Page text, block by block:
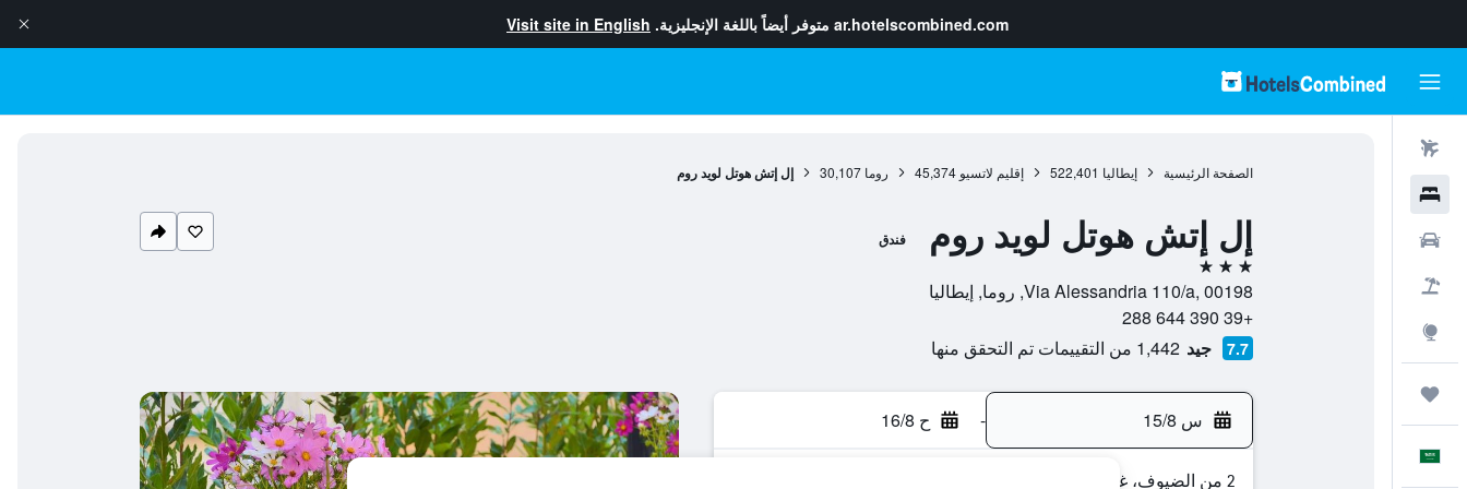
ar.hotelscombined.com متوفر أيضاً باللغة الإنجليزية. Visit site in English
الصفحة الرئيسية إيطاليا 522,401 إقليم لاتسيو 45,374 روما 30,107 إل إتش هوتل لويد روم
إل إتش هوتل لويد روم فندق
3 نجوم
Via Alessandria 110/a, 00198, روما, إيطاليا
+39 390 644 288
7.7 جيد 1,442 من التقييمات تم التحقق منها
س 15/8 - ح 16/8
2 من الضيوف، غرفة واحدة